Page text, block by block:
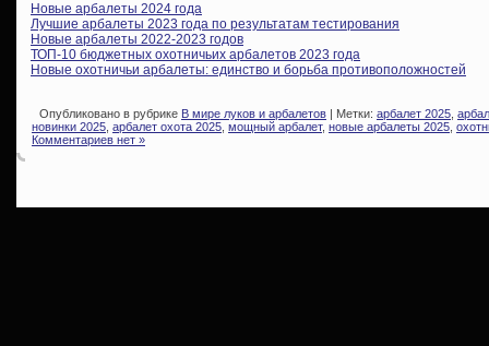
Новые арбалеты 2024 года
Лучшие арбалеты 2023 года по результатам тестирования
Новые арбалеты 2022-2023 годов
ТОП-10 бюджетных охотничьих арбалетов 2023 года
Новые охотничьи арбалеты: единство и борьба противоположностей
Опубликовано в рубрике В мире луков и арбалетов | Метки: арбалет 2025
новинки 2025 арбалет охота 2025 мощный арбалет, новые арбалеты 2025
Комментариев нет »